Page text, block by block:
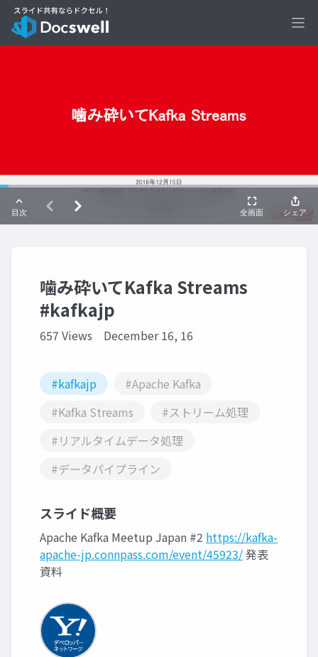
噛み砕いてKafka Streams
#kafkajp
657 Views December 16, 16
#kafkajp
#Apache Kafka
#Kafka Streams
#ストリーム処理
#リアルタイムデータ処理
#データパイプライン
スライド概要
Apache Kafka Meetup Japan #2 https://kafka-
apache-jp.connpass.com/event/45923/発表
資料